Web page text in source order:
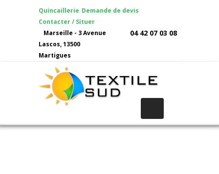
Quincaillerie Demande de devis
Contacter / Situer
Marseille - 3 Avenue
Lascos, 13500
Martigues
04 42 07 03 08